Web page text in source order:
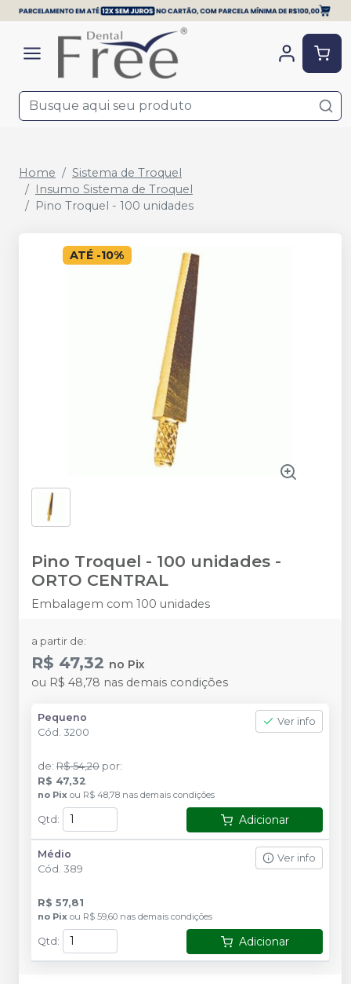
Home
Sistema de Troquel
Insumo Sistema de Troquel
Pino Troquel - 100 unidades
ATÉ -10%
Pino Troquel - 100 unidades -
ORTO CENTRAL
Embalagem com 100 unidades
a partir de:
R$ 47,32 no Pix
ou R$ 48,78 nas demais condições
Pequeno
Cód. 3200
Ver info
de: R$ 54,20 por:
R$ 47,32
no Pix ou R$ 48,78 nas demais condições
Qtd : Adicionar
Médio
Cód. 389
Ver info
R$ 57,81
no Pix ou R$ 59,60 nas demais condições
Qtd : Adicionar